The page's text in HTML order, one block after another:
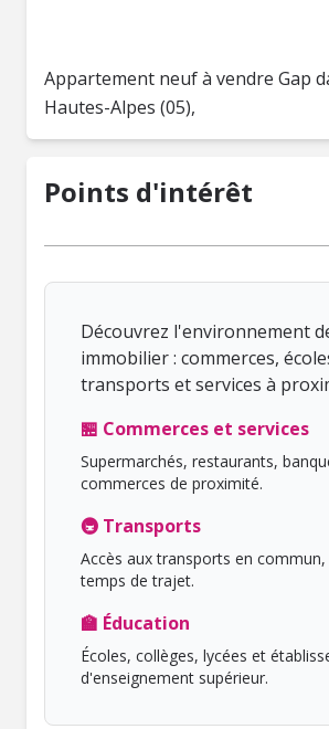
Appartement neuf à vendre Gap
Hautes-Alpes (05),
Points d'intérêt
Découvrez l'environnement
immobilier : commerces,
transports et services à
🏪 Commerces et services
Supermarchés, restaurants,
commerces de proximité.
🚇 Transports
Accès aux transports en
temps de trajet.
🏫 Éducation
Écoles, collèges, lycées et
d'enseignement supérieur.